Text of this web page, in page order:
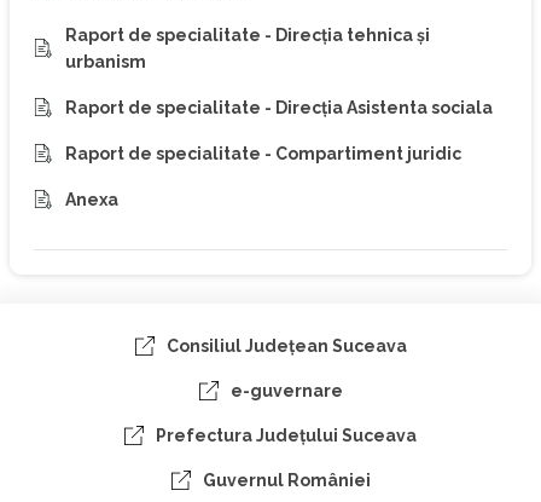
Raport de specialitate - Direcția tehnica și
urbanism
Raport de specialitate - Direcția Asistenta sociala
Raport de specialitate - Compartiment juridic
Anexa
Consiliul Judeţean Suceava
e-guvernare
Prefectura Judeţului Suceava
Guvernul României